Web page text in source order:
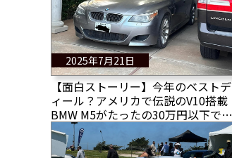
2025年7月21日
【面白ストーリー】今年のベストデ
ィール？アメリカで伝説のV10搭載
BMW M5がたったの30万円以下で購
入された なんで？その理由と
は・・・